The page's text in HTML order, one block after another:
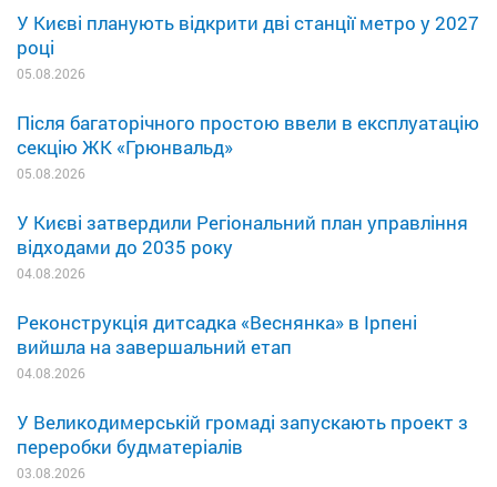
У Києві планують відкрити дві станції метро у 2027
році
05.08.2026
Після багаторічного простою ввели в експлуатацію
секцію ЖК «Грюнвальд»
05.08.2026
У Києві затвердили Регіональний план управління
відходами до 2035 року
04.08.2026
Реконструкція дитсадка «Веснянка» в Ірпені
вийшла на завершальний етап
04.08.2026
У Великодимерській громаді запускають проект з
переробки будматеріалів
03.08.2026